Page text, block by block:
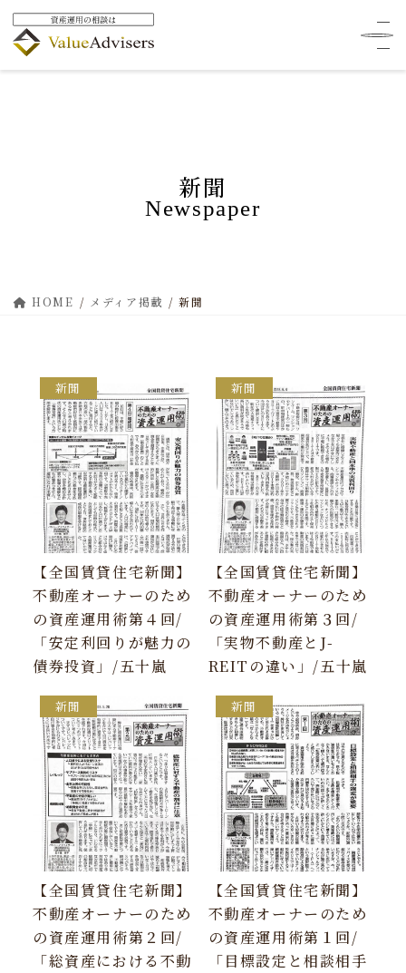
新聞
Newspaper
HOME メディア掲載 新聞
新聞
【全国賃貸住宅新聞】
不動産オーナーのため
の資産運用術第４回/
「安定利回りが魅力の
債券投資」/五十嵐
新聞
【全国賃貸住宅新聞】
不動産オーナーのため
の資産運用術第３回/
「実物不動産とJ-
REITの違い」/五十嵐
新聞
【全国賃貸住宅新聞】
不動産オーナーのため
の資産運用術第２回/
「総資産における不動
新聞
【全国賃貸住宅新聞】
不動産オーナーのため
の資産運用術第１回/
「目標設定と相談相手